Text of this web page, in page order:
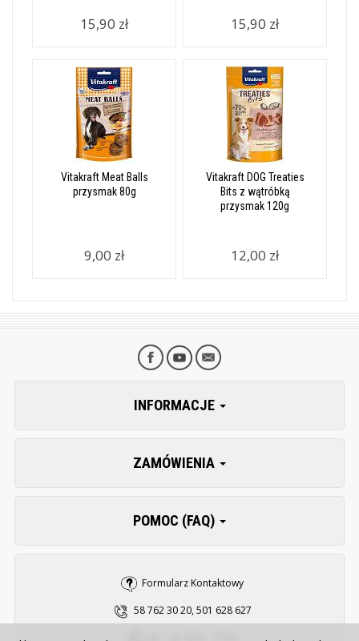
15,90 zł 15,90 zł
Vitakraft Meat Balls
przysmak 80g
9,00 zł
Vitakraft DOG Treaties
Bits z wątróbką
przysmak 120g
12,00 zł
INFORMACJE
ZAMÓWIENIA
POMOC (FAQ)
Formularz Kontaktowy
58 762 30 20, 501 628 627